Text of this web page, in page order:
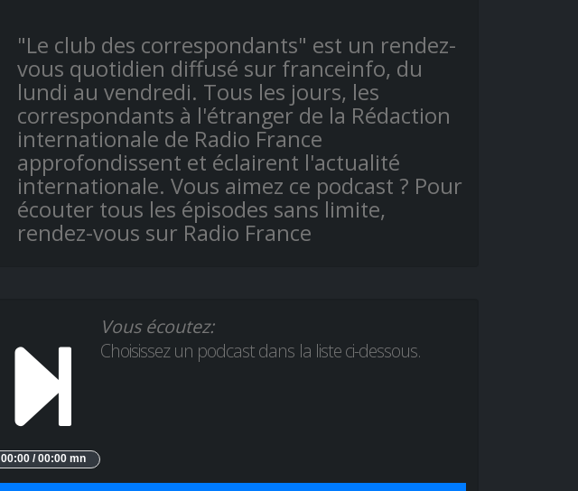
"Le club des correspondants" est un rendez-
vous quotidien diffusé sur franceinfo, du
lundi au vendredi. Tous les jours, les
correspondants à l'étranger de la Rédaction
internationale de Radio France
approfondissent et éclairent l'actualité
internationale. Vous aimez ce podcast ? Pour
écouter tous les épisodes sans limite,
rendez-vous sur Radio France
00:00 / 00:00 mn
Vous écoutez:
Choisissez un podcast dans la liste ci-dessous.